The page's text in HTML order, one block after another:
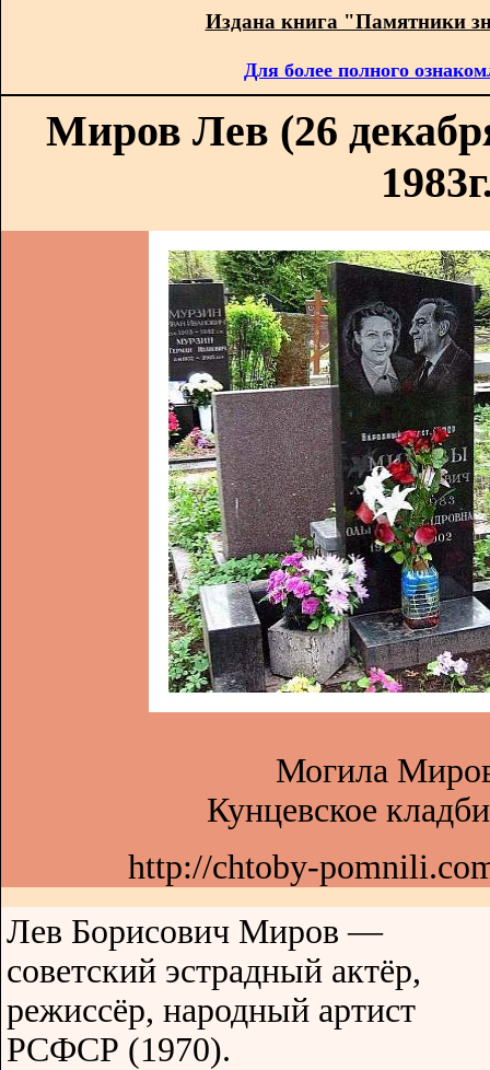
Издана книга "Памятники
Для более полного
Миров Лев (26
Могила
Кунцевское
http://chtoby-
Лев Борисович Миров —
советский эстрадный актёр,
режиссёр, народный артист
РСФСР (1970).